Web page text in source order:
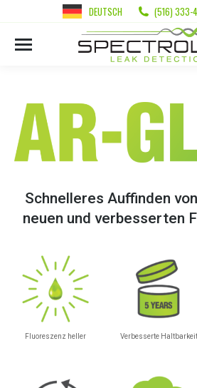
DEUTSCH (516) 333-
Schnelleres Auffinden
neuen und verbesserten
Fluoreszenz heller Verbesserte Haltbarkeit